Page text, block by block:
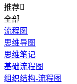
推荐
全部
流程图
思维导图
思维笔记
基础流程图
组织结构-流程图